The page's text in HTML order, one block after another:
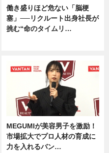
働き盛りほど危ない「脳梗
塞」──リクルート出身社長が
挑む“命のタイムリ…
MEGUMIが美容男子を激励！
市場拡大でプロ人材の育成に
力を入れるバン…